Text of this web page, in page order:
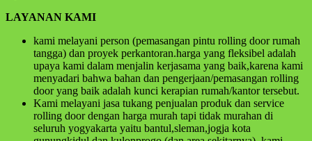
LAYANAN KAMI
kami melayani person (pemasangan pintu rolling door rumah
tangga) dan proyek perkantoran.harga yang fleksibel adalah
upaya kami dalam menjalin kerjasama yang baik,karena kami
menyadari bahwa bahan dan pengerjaan/pemasangan rolling
door yang baik adalah kunci kerapian rumah/kantor tersebut.
Kami melayani jasa tukang penjualan produk dan service
rolling door dengan harga murah tapi tidak murahan di
seluruh yogyakarta yaitu bantul,sleman,jogja kota